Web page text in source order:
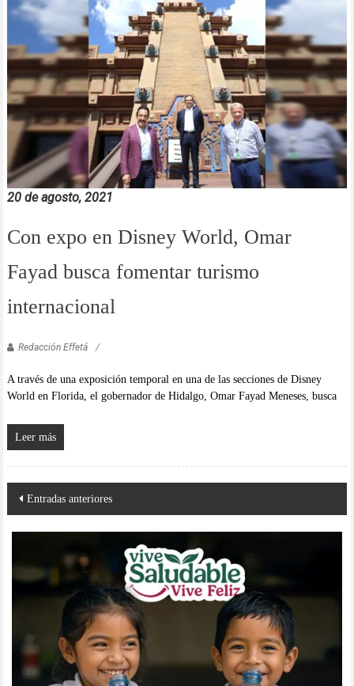
20 de agosto, 2021
Con expo en Disney World, Omar
Fayad busca fomentar turismo
internacional
Redacción Effetá
A través de una exposición temporal en una de las secciones de Disney
World en Florida, el gobernador de Hidalgo, Omar Fayad Meneses, busca
Leer más
Navegación
de
entradas
Entradas anteriores